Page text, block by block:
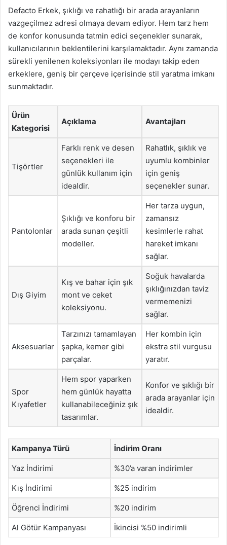
Defacto Erkek, şıklığı ve rahatlığı bir arada arayanların
vazgeçilmez adresi olmaya devam ediyor. Hem tarz hem
de konfor konusunda tatmin edici seçenekler sunarak,
kullanıcılarının beklentilerini karşılamaktadır. Aynı zamanda
sürekli yenilenen koleksiyonları ile modayı takip eden
erkeklere, geniş bir çerçeve içerisinde stil yaratma imkanı
sunmaktadır.
Ürün
Kategorisi
Açıklama Avantajları
Tişörtler
Farklı renk ve desen
seçenekleri ile
günlük kullanım için
idealdir.
Rahatlık, şıklık ve
uyumlu kombinler
için geniş
seçenekler sunar.
Pantolonlar
Şıklığı ve konforu bir
arada sunan çeşitli
modeller.
Her tarza uygun,
zamansız
kesimlerle rahat
hareket imkanı
sağlar.
Dış Giyim
Kış ve bahar için şık
mont ve ceket
koleksiyonu.
Soğuk havalarda
şıklığınızdan taviz
vermemenizi
sağlar.
Aksesuarlar
Tarzınızı tamamlayan
şapka, kemer gibi
parçalar.
Her kombin için
ekstra stil vurgusu
yaratır.
Spor
Kıyafetler
Hem spor yaparken
hem günlük hayatta
kullanabileceğiniz şık
tasarımlar.
Konfor ve şıklığı bir
arada arayanlar için
idealdir.
Kampanya Türü İndirim Oranı
Yaz İndirimi %30’a varan indirimler
Kış İndirimi %25 indirim
Öğrenci İndirimi %20 indirim
Al Götür Kampanyası İkincisi %50 indirimli